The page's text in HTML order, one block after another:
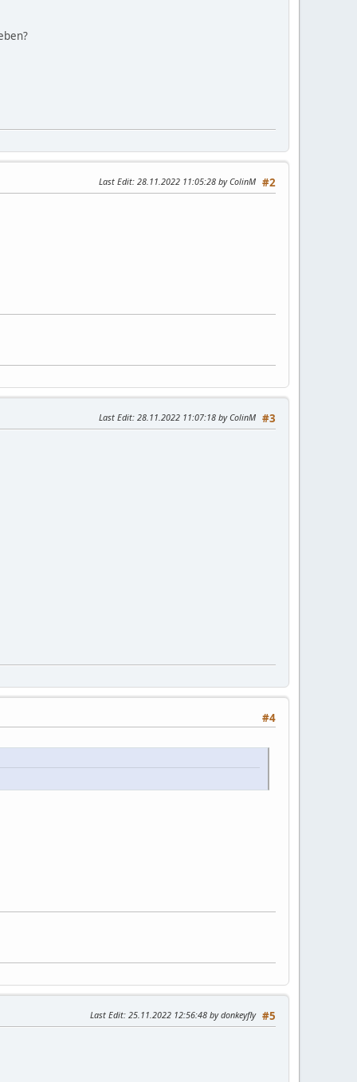
#2
Last Edit: 28.11.2022 11:05:28 by ColinM
#3
Last Edit: 28.11.2022 11:07:18 by ColinM
#4
#5
Last Edit: 25.11.2022 12:56:48 by donkeyfly